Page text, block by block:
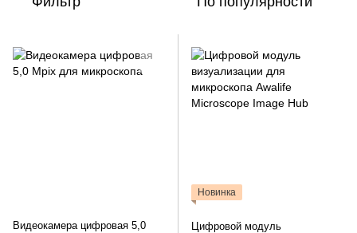
Видеокамера цифровая 5,0
Новинка
Цифровой модуль